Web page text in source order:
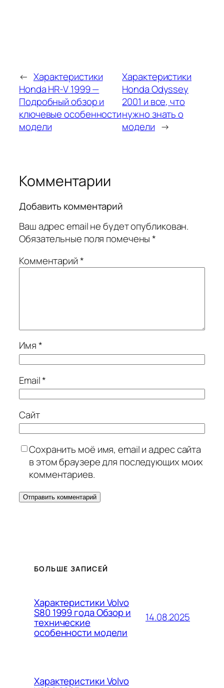
← Характеристики
Honda HR-V 1999 —
Подробный обзор и
ключевые особенности
модели
Характеристики
Honda Odyssey
2001 и все, что
нужно знать о
модели →
Комментарии
Добавить комментарий
Ваш адрес email не будет опубликован.
Обязательные поля помечены*
Комментарий*
Имя*
Email*
Сайт
Сохранить моё имя, email и адрес сайта
в этом браузере для последующих моих
комментариев.
БОЛЬШЕ ЗАПИСЕЙ
Характеристики Volvo
S80 1999 года Обзор и
технические
особенности модели
14.08.2025
Характеристики Volvo